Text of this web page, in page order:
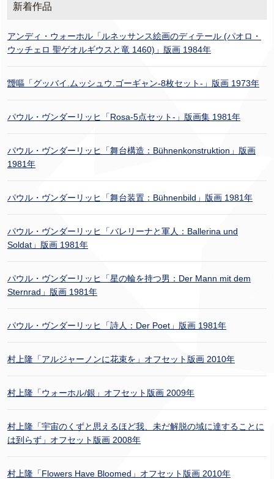
新着作品
アンディ・ウォーホル「ルネッサンス絵画のディテール (パオロ・
ウッチェロ 聖ゲオルギウスと竜 1460)」版画 1984年
靉嘔「グッバイ.ムッシュウ.ゴーギャン-8枚セット-」版画 1973年
パウル・ヴンダーリッヒ「Rosa-5点セット-」版画集 1981年
パウル・ヴンダーリッヒ「舞台構造：Bühnenkonstruktion」版画
1981年
パウル・ヴンダーリッヒ「舞台装置：Bühnenbild」版画 1981年
パウル・ヴンダーリッヒ「バレリーナと軍人：Ballerina und
Soldat」版画 1981年
パウル・ヴンダーリッヒ「星の輪を持つ男：Der Mann mit dem
Sternrad」版画 1981年
パウル・ヴンダーリッヒ「詩人：Der Poet」版画 1981年
村上隆「アルジャーノンに花束を」オフセット版画 2010年
村上隆「ウォーホル/銀」オフセット版画 2009年
村上隆「宇宙のくずと思えるほど我、未だ解脱の域に達することに
は到らず」オフセット版画 2008年
村上隆「Flowers Have Bloomed」オフセット版画 2010年